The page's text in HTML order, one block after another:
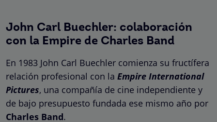
John Carl Buechler: colaboración
con la Empire de Charles Band
En 1983 John Carl Buechler comienza su fructífera
relación profesional con la Empire International
Pictures, una compañía de cine independiente y
de bajo presupuesto fundada ese mismo año por
Charles Band.